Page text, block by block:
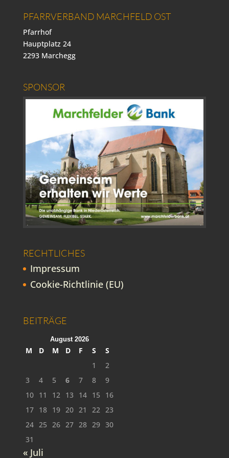
PFARRVERBAND MARCHFELD OST
Pfarrhof
Hauptplatz 24
2293 Marchegg
SPONSOR
RECHTLICHES
Impressum
Cookie-Richtlinie (EU)
BEITRÄGE
August 2026
M D M D F S
S
1
2
3
4 5 6 7 8
9
10 11 12 13 14 15
16
17 18 19 20 21 22
23
24 25 26 27 28 29 30
31
« Juli